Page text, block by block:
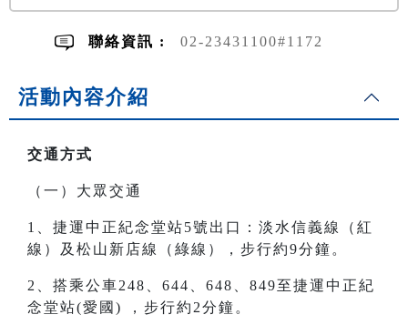
聯絡資訊 : 02-23431100#1172
活動內容介紹
交通方式
（一）大眾交通
1、捷運中正紀念堂站5號出口：淡水信義線（紅
線）及松山新店線（綠線），步行約9分鐘。
2、搭乘公車248、644、648、849至 捷運中正紀
念堂站(愛國) ，步行約2分鐘。